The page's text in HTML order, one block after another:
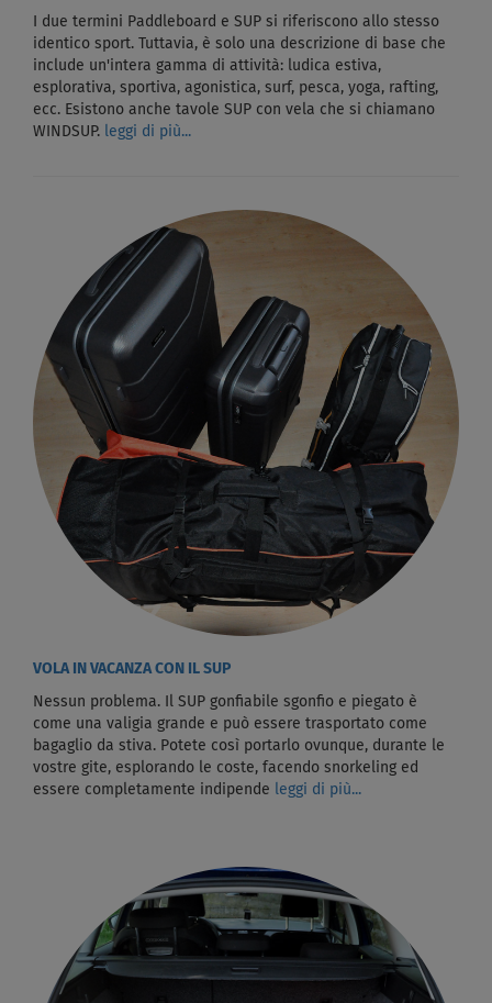
I due termini Paddleboard e SUP si riferiscono allo stesso
identico sport. Tuttavia, è solo una descrizione di base che
include un'intera gamma di attività: ludica estiva,
esplorativa, sportiva, agonistica, surf, pesca, yoga, rafting,
ecc. Esistono anche tavole SUP con vela che si chiamano
WINDSUP.
leggi di più...
VOLA IN VACANZA CON IL SUP
Nessun problema. Il SUP gonfiabile sgonfio e piegato è
come una valigia grande e può essere trasportato come
bagaglio da stiva. Potete così portarlo ovunque, durante le
vostre gite, esplorando le coste, facendo snorkeling ed
essere completamente indipende
leggi di più...